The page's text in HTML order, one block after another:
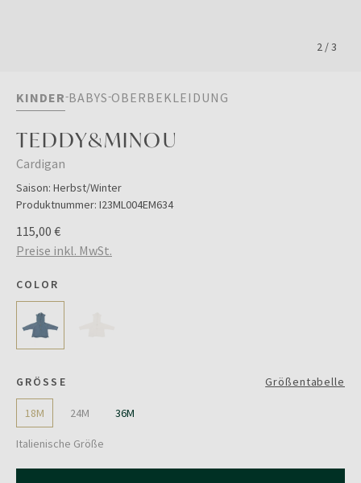
2 /3
KINDER BABYS OBERBEKLEIDUNG
TEDDY&MINOU
Cardigan
Saison: Herbst/Winter
Produktnummer: I23ML004EM634
115,00 €
Preise inkl. MwSt.
COLOR
GRÖSSE Größentabelle
18M 24M 36M
Italienische Größe